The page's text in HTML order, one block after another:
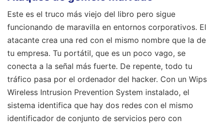
Este es el truco más viejo del libro pero sigue
funcionando de maravilla en entornos corporativos. El
atacante crea una red con el mismo nombre que la de
tu empresa. Tu portátil, que es un poco vago, se
conecta a la señal más fuerte. De repente, todo tu
tráfico pasa por el ordenador del hacker. Con un Wips
Wireless Intrusion Prevention System instalado, el
sistema identifica que hay dos redes con el mismo
identificador de conjunto de servicios pero con